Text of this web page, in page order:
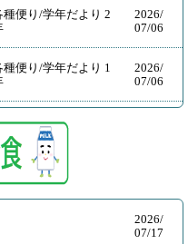
種便り/学年だより 2
2026/
07/06
種便り/学年だより 1
2026/
07/06
2026/
07/17